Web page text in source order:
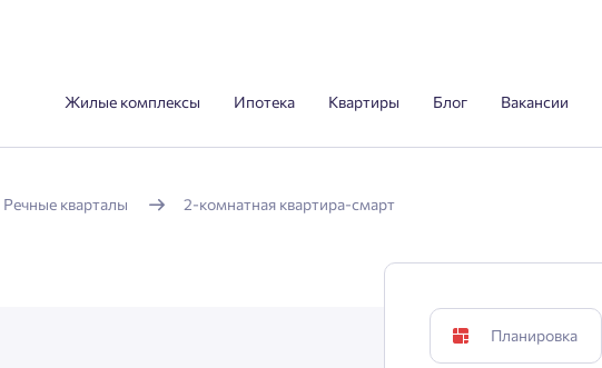
Жилые комплексы Ипотека Квартиры Блог Вакансии
Речные кварталы 2-комнатная квартира-смарт
Планировка